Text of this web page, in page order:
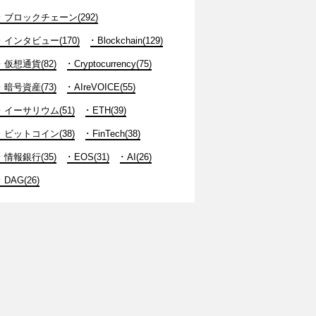
ブロックチェーン(292)
インタビュー(170) Blockchain(129)
仮想通貨(82) Cryptocurrency(75)
暗号資産(73) AIreVOICE(55)
イーサリウム(51) ETH(39)
ビットコイン(38) FinTech(38)
情報銀行(35) EOS(31) AI(26)
DAG(26)